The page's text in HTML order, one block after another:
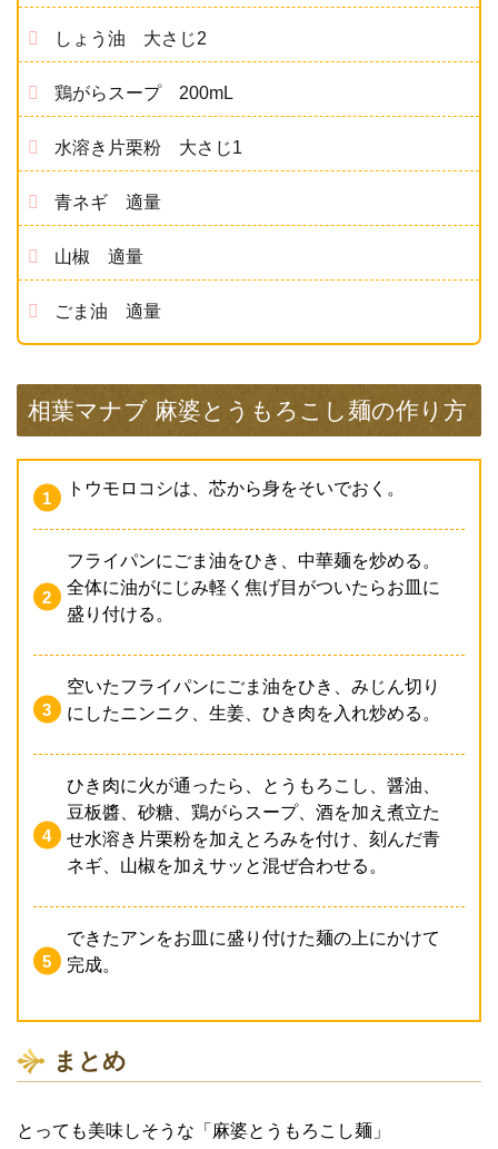
しょう油 大さじ2
鶏がらスープ 200mL
水溶き片栗粉 大さじ1
青ネギ 適量
山椒 適量
ごま油 適量
相葉マナブ 麻婆とうもろこし麺の作り方
トウモロコシは、芯から身をそいでおく。
フライパンにごま油をひき、中華麺を炒める。
全体に油がにじみ軽く焦げ目がついたらお皿に
盛り付ける。
空いたフライパンにごま油をひき、みじん切り
にしたニンニク、生姜、ひき肉を入れ炒める。
ひき肉に火が通ったら、とうもろこし、醤油、
豆板醬、砂糖、鶏がらスープ、酒を加え煮立た
せ水溶き片栗粉を加えとろみを付け、刻んだ青
ネギ、山椒を加えサッと混ぜ合わせる。
できたアンをお皿に盛り付けた麺の上にかけて
完成。
まとめ
とっても美味しそうな「麻婆とうもろこし麺」